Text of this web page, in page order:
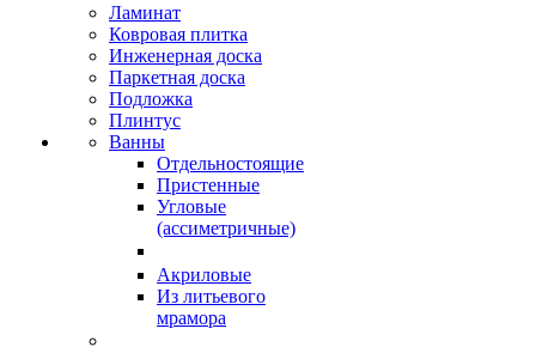
Ламинат
Ковровая плитка
Инженерная доска
Паркетная доска
Подложка
Плинтус
Ванны
Отдельностоящие
Пристенные
Угловые
(ассиметричные)
Акриловые
Из литьевого
мрамора